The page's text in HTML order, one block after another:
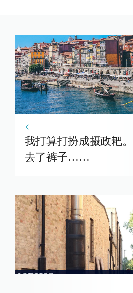
我打算打扮成摄政耙
去了裤子……